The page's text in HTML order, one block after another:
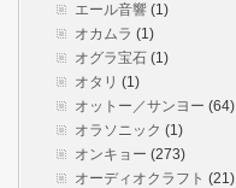
エール音響 (1)
オカムラ (1)
オグラ宝石 (1)
オタリ (1)
オットー／サンヨー (64)
オラソニック (1)
オンキョー (273)
オーディオクラフト (21)